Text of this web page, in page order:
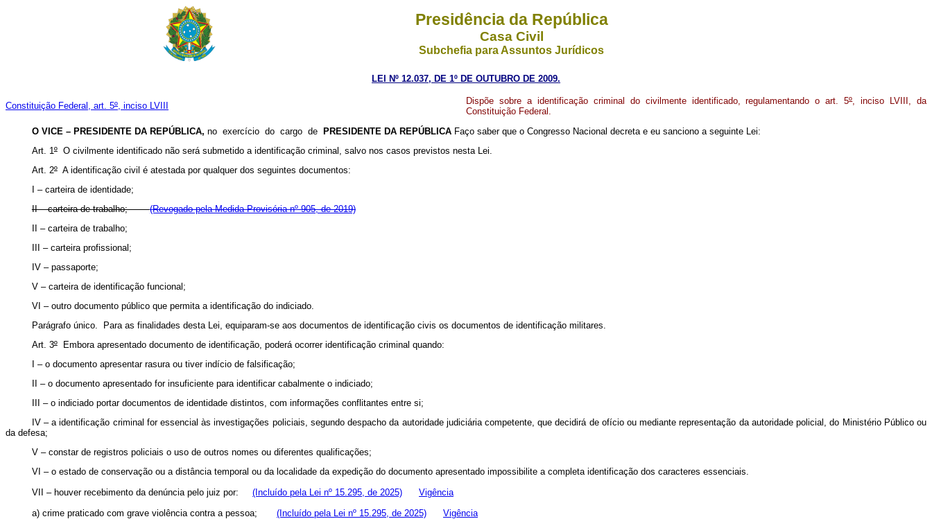
Presidência da República
Casa Civil
Subchefia para Assuntos Jurídicos
LEI Nº 12.037, DE 1º DE OUTUBRO DE 2009.
Constituição Federal, art. 5º, inciso LVIII Dispõe sobre a identificação criminal do civilmente identificado, regulamentando o art. 5º, inciso LVIII, da
Constituição Federal.
O VICE – PRESIDENTE DA REPÚBLICA, no exercício do cargo de PRESIDENTE DA REPÚBLICA Faço saber que o Congresso Nacional decreta e eu sanciono a seguinte Lei:
Art. 1ºO civilmente identificado não será submetido a identificação criminal, salvo nos casos previstos nesta Lei.
Art. 2ºA identificação civil é atestada por qualquer dos seguintes documentos:
I – carteira de identidade;
II – carteira de trabalho;(Revogado pela Medida Provisória nº 905, de 2019)
II – carteira de trabalho;
III – carteira profissional;
IV – passaporte;
V – carteira de identificação funcional;
VI – outro documento público que permita a identificação do indiciado.
Parágrafo único. Para as finalidades desta Lei, equiparam-se aos documentos de identificação civis os documentos de identificação militares.
Art. 3ºEmbora apresentado documento de identificação, poderá ocorrer identificação criminal quando:
I – o documento apresentar rasura ou tiver indício de falsificação;
II – o documento apresentado for insuficiente para identificar cabalmente o indiciado;
III – o indiciado portar documentos de identidade distintos, com informações conflitantes entre si;
IV – a identificação criminal for essencial às investigações policiais, segundo despacho da autoridade judiciária competente, que decidirá de ofício ou mediante representação da autoridade policial, do Ministério Público ou
da defesa;
V – constar de registros policiais o uso de outros nomes ou diferentes qualificações;
VI – o estado de conservação ou a distância temporal ou da localidade da expedição do documento apresentado impossibilite a completa identificação dos caracteres essenciais.
VII – houver recebimento da denúncia pelo juiz por: (Incluído pela Lei nº 15.295, de 2025)
Vigência
a) crime praticado com grave violência contra a pessoa;
(Incluído pela Lei nº 15.295, de 2025)
Vigência